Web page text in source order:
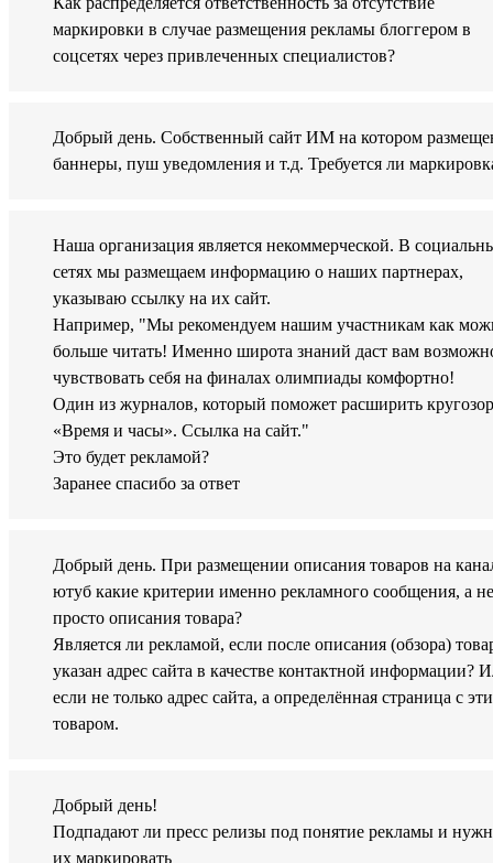
маркировки в случае размещения рекламы блоггером в
соцсетях через привлеченных специалистов?
Добрый день. Собственный сайт ИМ на котором
баннеры, пуш уведомления и т.д. Требуется ли
Наша организация является некоммерческой. В
сетях мы размещаем информацию о наших партнерах,
указываю ссылку на их сайт.
Например, "Мы рекомендуем нашим участникам как
больше читать! Именно широта знаний даст вам
чувствовать себя на финалах олимпиады комфортно!
Один из журналов, который поможет расширить
«Время и часы». Ссылка на сайт."
Это будет рекламой?
Заранее спасибо за ответ
Добрый день. При размещении описания товаров на
ютуб какие критерии именно рекламного сообщения, а не
просто описания товара?
Является ли рекламой, если после описания (обзора)
указан адрес сайта в качестве контактной информации?
если не только адрес сайта, а определённая страница с
товаром.
Добрый день!
Подпадают ли пресс релизы под понятие рекламы и
их маркировать